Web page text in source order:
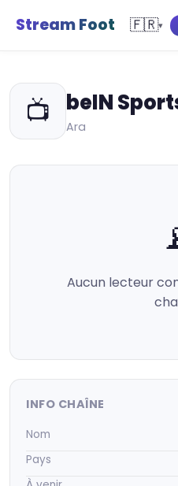
Stream Foot 🇫🇷▾
📺 beIN
Ara
Aucun lecteur
INFO CHAÎNE
Nom
Pays